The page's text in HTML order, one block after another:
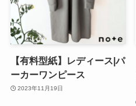
【有料型紙】レディース|パ
ーカーワンピース
2023年11月19日